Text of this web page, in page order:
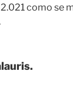
como se